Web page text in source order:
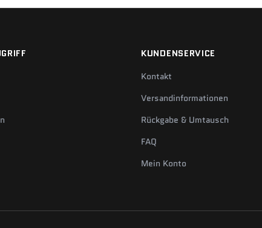
KUNDENSERVICE
Kontakt
Versandinformationen
Rückgabe & Umtausch
FAQ
Mein Konto